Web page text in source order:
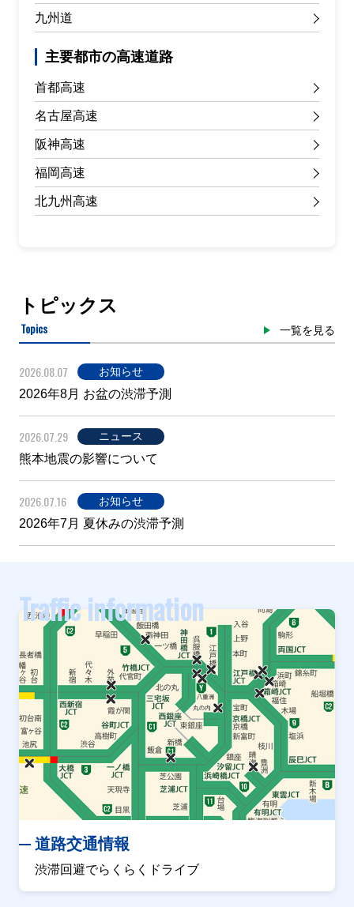
九州道
主要都市の高速道路
首都高速
名古屋高速
阪神高速
福岡高速
北九州高速
トピックス
Topics 一覧を見る
2026.08.07 お知らせ
2026年8月 お盆の渋滞予測
2026.07.29 ニュース
熊本地震の影響について
2026.07.16 お知らせ
2026年7月 夏休みの渋滞予測
Traffic information
道路交通情報
渋滞回避でらくらくドライブ